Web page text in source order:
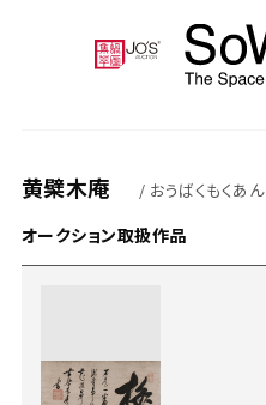
黄檗木庵 / おうばくもくあん
オークション取扱作品